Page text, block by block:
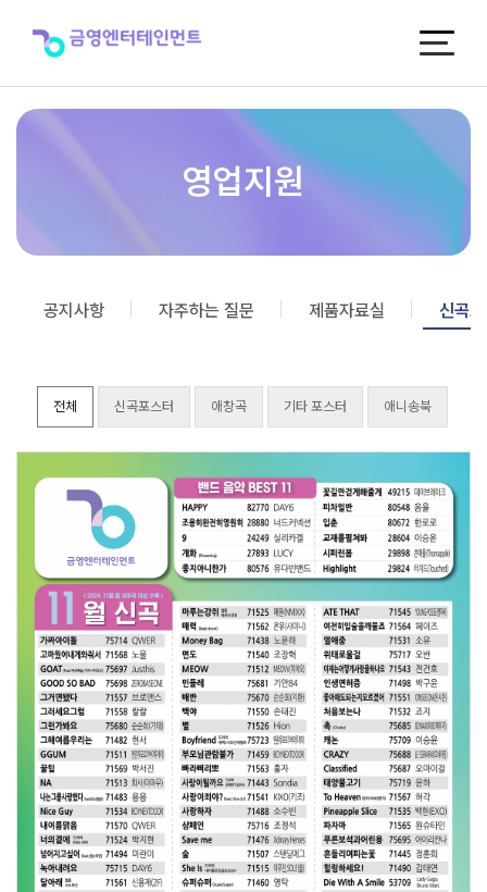
영업지원
공지사항 자주하는 질문 제품자료실 신곡
전체 신곡포스터 애창곡 기타 포스터 애니송북